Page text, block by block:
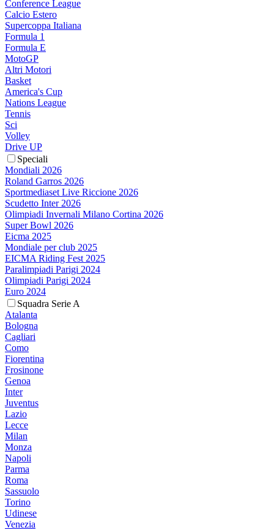
Conference League
Calcio Estero
Supercoppa Italiana
Formula 1
Formula E
MotoGP
Altri Motori
Basket
America's Cup
Nations League
Tennis
Sci
Volley
Drive UP
Speciali
Mondiali 2026
Roland Garros 2026
Sportmediaset Live Riccione 2026
Scudetto Inter 2026
Olimpiadi Invernali Milano Cortina 2026
Super Bowl 2026
Eicma 2025
Mondiale per club 2025
EICMA Riding Fest 2025
Paralimpiadi Parigi 2024
Olimpiadi Parigi 2024
Euro 2024
Squadra Serie A
Atalanta
Bologna
Cagliari
Como
Fiorentina
Frosinone
Genoa
Inter
Juventus
Lazio
Lecce
Milan
Monza
Napoli
Parma
Roma
Sassuolo
Torino
Udinese
Venezia